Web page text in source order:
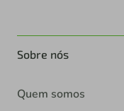
Sobre nós
Quem somos